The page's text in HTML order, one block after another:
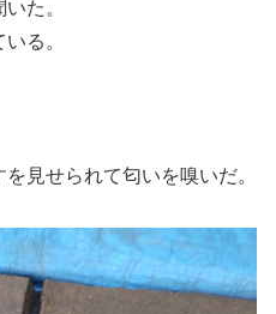
いた。
る。
見せられて匂いを嗅いだ。